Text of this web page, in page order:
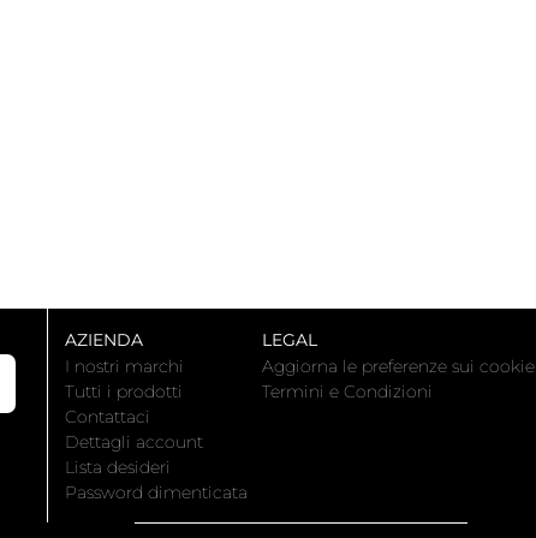
AZIENDA
I nostri marchi
Tutti i prodotti
Contattaci
Dettagli account
Lista desideri
Password dimenticata
LEGAL
Aggiorna le preferenze sui cookie
Termini e Condizioni